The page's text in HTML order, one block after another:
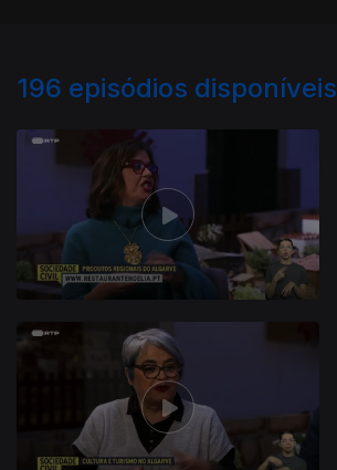
196 episódios disponíveis